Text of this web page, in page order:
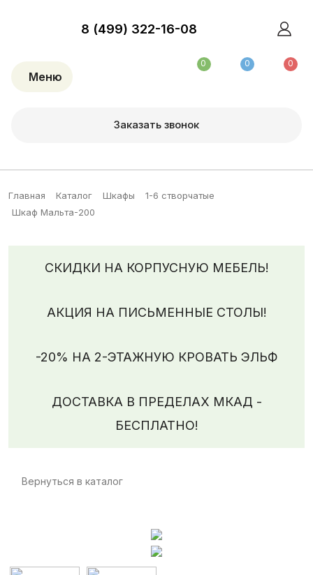
8 (499) 322-16-08
Меню
0 0 0
Заказать звонок
Главная Каталог Шкафы
1-6 створчатые
Шкаф Мальта-200
СКИДКИ НА КОРПУСНУЮ МЕБЕЛЬ!
АКЦИЯ НА ПИСЬМЕННЫЕ СТОЛЫ!
-20% НА 2-ЭТАЖНУЮ КРОВАТЬ ЭЛЬФ
ДОСТАВКА В ПРЕДЕЛАХ МКАД -
БЕСПЛАТНО!
Вернуться в каталог